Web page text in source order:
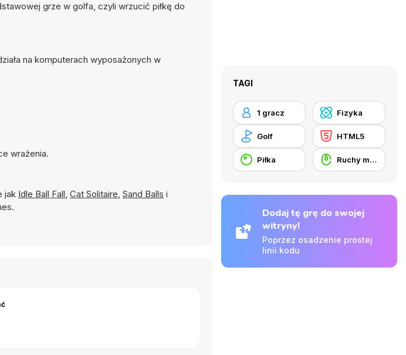
grze w golfa, czyli wrzucić piłkę do
na komputerach wyposażonych w
wrażenia.
jak Idle Ball Fall, Cat Solitaire, Sand Balls i
TAGI
1 gracz Fizyka
Golf HTML5
Piłka Ruchy myszką
Dodaj tę grę do swojej
witryny!
Poprzez osadzenie prostej
linii kodu